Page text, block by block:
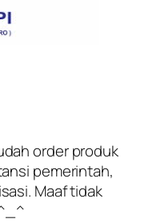
order produk
pemerintah,
Maaf tidak